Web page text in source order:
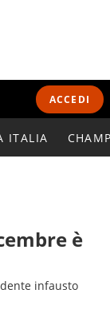
ACCEDI
ITALIA
è
infausto